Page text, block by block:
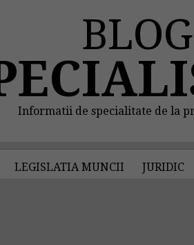
Informatii de specialitate de la
LEGISLATIA MUNCII JURIDIC